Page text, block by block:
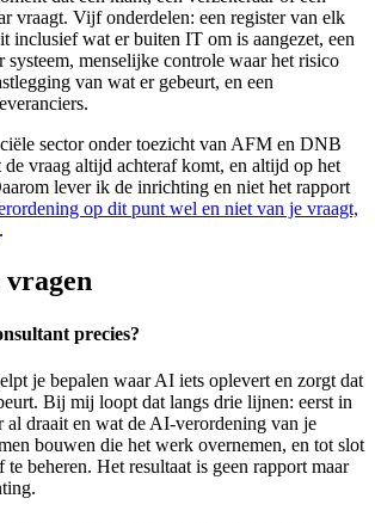
vraagt. Vijf onderdelen: een register van elk
inclusief wat er buiten IT om is aangezet, een
systeem, menselijke controle waar het risico
van wat er gebeurt, en een
sector onder toezicht van AFM en DNB
de vraag altijd achteraf komt, en altijd op het
lever ik de inrichting en niet het rapport
op dit punt wel en niet van je vraagt,
.
vragen
precies?
je bepalen waar AI iets oplevert en zorgt dat
Bij mij loopt dat langs drie lijnen: eerst in
al draait en wat de AI-verordening van je
bouwen die het werk overnemen, en tot slot
te beheren. Het resultaat is geen rapport maar